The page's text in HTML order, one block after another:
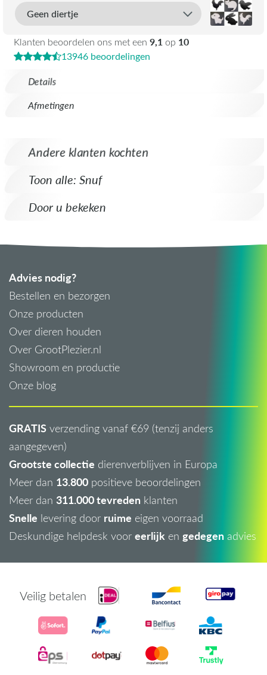
Details
Afmetingen
Klanten beoordelen ons met een 9,1 op 10
13946 beoordelingen
Andere klanten kochten
Toon alle: Snuf
Door u bekeken
Advies nodig?
Bestellen en bezorgen
Onze producten
Over dieren houden
Over GrootPlezier.nl
Showroom en productie
Onze blog
GRATIS verzending vanaf €69 (tenzij anders
aangegeven)
Grootste collectie dierenverblijven in Europa
Meer dan 13.800 positieve beoordelingen
Meer dan 311.000 tevreden klanten
Snelle levering door ruime eigen voorraad
Deskundige helpdesk voor eerlijk en gedegen advies
Veilig betalen